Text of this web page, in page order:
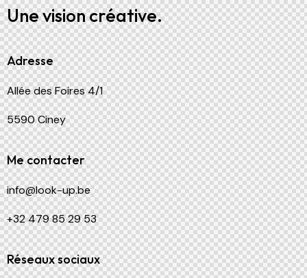
Une vision créative.
Adresse
Allée des Foires 4/1
5590 Ciney
Me contacter
info@look-up.be
+32 479 85 29 53
Réseaux sociaux